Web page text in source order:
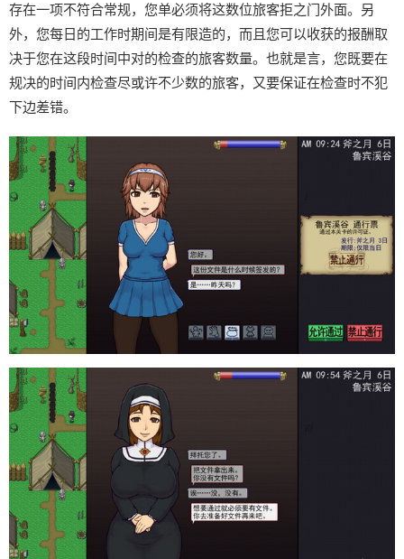
存在一项不符合常规，您单必须将这数位旅客拒之门外面。另
外，您每日的工作时期间是有限造的，而且您可以收获的报酬取
决于您在这段时间中对的检查的旅客数量。也就是言，您既要在
规决的时间内检查尽或许不少数的旅客，又要保证在检查时不犯
下边差错。